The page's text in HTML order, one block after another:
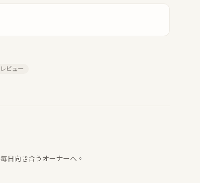
ビュー
日向き合うオーナーへ。